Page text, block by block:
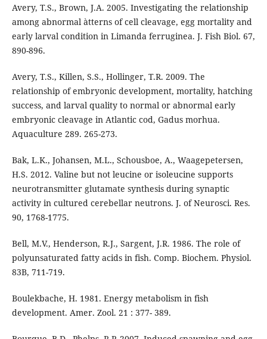
Avery, T.S., Brown, J.A. 2005. Investigating the relationship
among abnormal àtterns of cell cleavage, egg mortality and
early larval condition in Limanda ferruginea. J. Fish Biol. 67,
890-896.
Avery, T.S., Killen, S.S., Hollinger, T.R. 2009. The
relationship of embryonic development, mortality, hatching
success, and larval quality to normal or abnormal early
embryonic cleavage in Atlantic cod, Gadus morhua.
Aquaculture 289. 265-273.
Bak, L.K., Johansen, M.L., Schousboe, A., Waagepetersen,
H.S. 2012. Valine but not leucine or isoleucine supports
neurotransmitter glutamate synthesis during synaptic
activity in cultured cerebellar neutrons. J. of Neurosci. Res.
90, 1768-1775.
Bell, M.V., Henderson, R.J., Sargent, J.R. 1986. The role of
polyunsaturated fatty acids in fish. Comp. Biochem. Physiol.
83B, 711-719.
Boulekbache, H. 1981. Energy metabolism in fish
development. Amer. Zool. 21 : 377- 389.